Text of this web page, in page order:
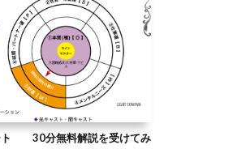
ト 30分無料解説を受けてみ